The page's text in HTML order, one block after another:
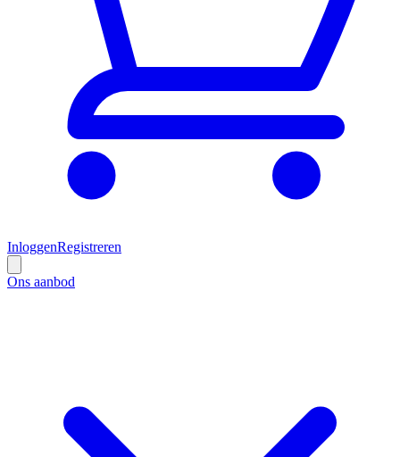
InloggenRegistreren
Ons aanbod